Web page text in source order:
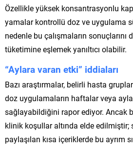
Özellikle yüksek konsantrasyonlu
yamalar kontrollü doz ve uygulama
nedenle bu çalışmaların sonuçlarını
tüketimine eşlemek yanıltıcı olabilir.
“Aylara varan etki” iddiaları
Bazı araştırmalar, belirli hasta
doz uygulamaların haftalar veya
sağlayabildiğini rapor ediyor. Ancak
klinik koşullar altında elde edilmiştir;
paylaşılan kısa içeriklerde bu ayrım